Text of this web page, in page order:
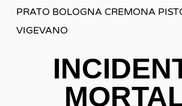
PRATO BOLOGNA CREMONA
VIGEVANO